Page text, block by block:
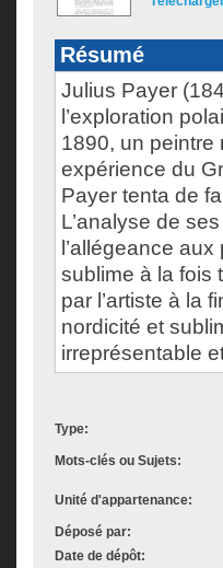
Résumé
Julius Payer
l’exploration
1890, un
expérience du
Payer tenta de
L’analyse de
l’allégeance
sublime à la fois
par l’artiste à la
nordicité et
irreprésentable
Type:
Mots-clés ou Sujets:
Unité d'appartenance:
Déposé par:
Date de dépôt: